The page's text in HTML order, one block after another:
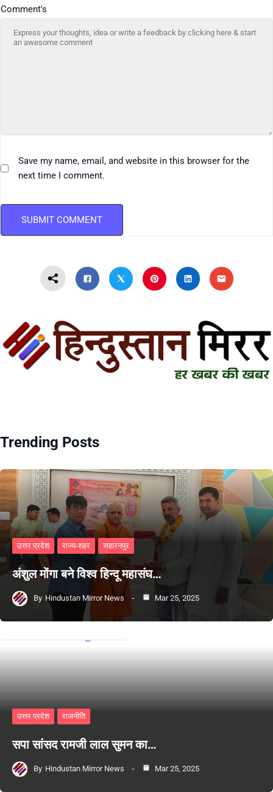
Comment's
Save my name, email, and website in this browser for the
next time I comment.
Trending Posts
उत्तर प्रदेश राज्य-शहर सहारनपुर
अंशुल मोंगा बने विश्व हिन्दू महासंघ…
By Hindustan Mirror News Mar 25, 2025
उत्तर प्रदेश राजनीति
सपा सांसद रामजी लाल सुमन का…
By Hindustan Mirror News Mar 25, 2025